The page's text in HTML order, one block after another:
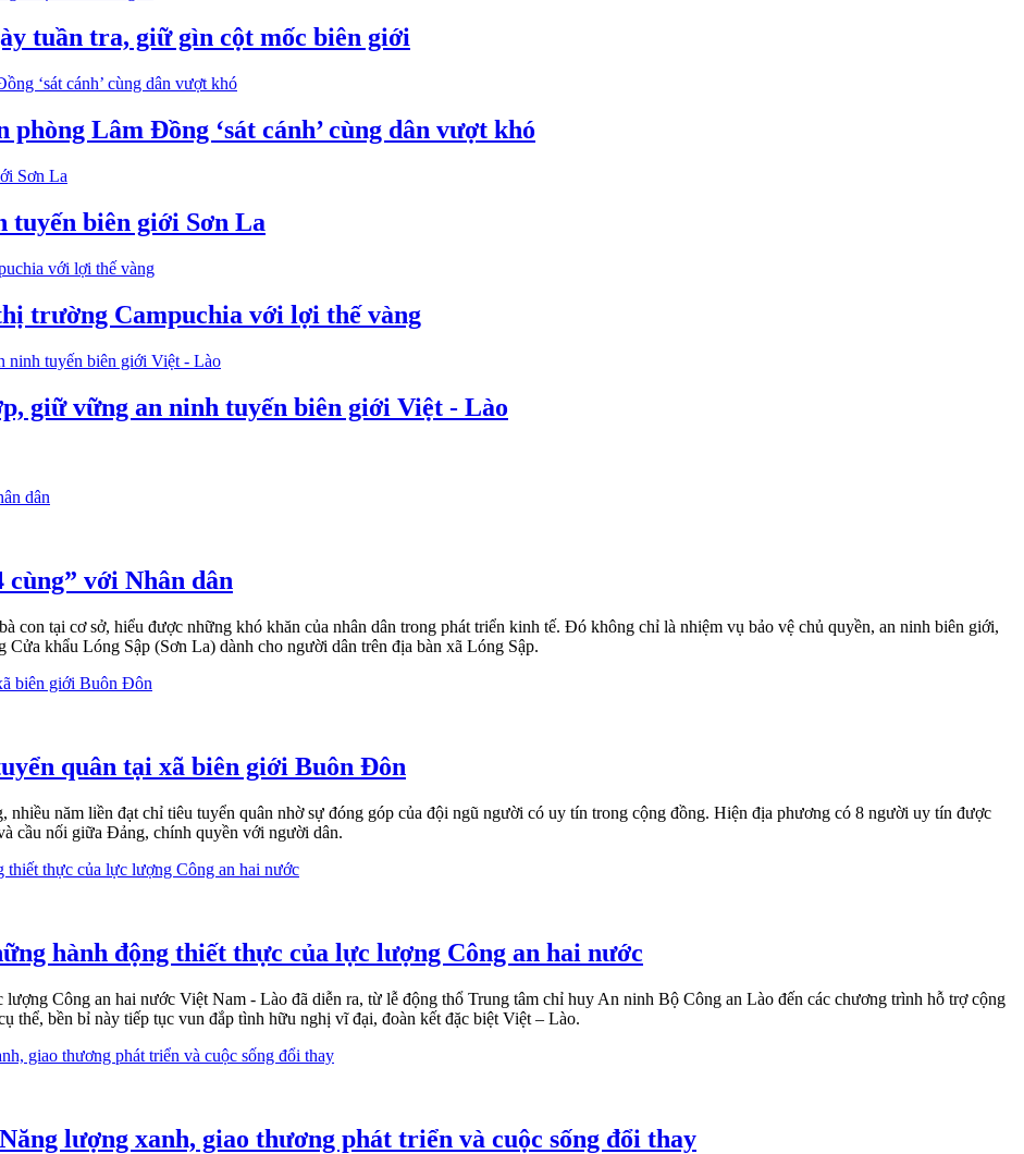
tuần tra, giữ gìn cột mốc biên giới
Lâm Đồng ‘sát cánh’ cùng dân vượt khó
tuyến biên giới Sơn La
trường Campuchia với lợi thế vàng
giữ vững an ninh tuyến biên giới Việt - Lào
với Nhân dân
con tại cơ sở, hiểu được những khó khăn của nhân dân trong phát triển kinh tế. Đó không chỉ là nhiệm vụ bảo vệ chủ quyền, an ninh biên giới,
khẩu Lóng Sập (Sơn La) dành cho người dân trên địa bàn xã Lóng Sập.
quân tại xã biên giới Buôn Đôn
năm liền đạt chỉ tiêu tuyển quân nhờ sự đóng góp của đội ngũ người có uy tín trong cộng đồng. Hiện địa phương có 8 người uy tín được
cầu nối giữa Đảng, chính quyền với người dân.
hành động thiết thực của lực lượng Công an hai nước
Công an hai nước Việt Nam - Lào đã diễn ra, từ lễ động thổ Trung tâm chỉ huy An ninh Bộ Công an Lào đến các chương trình hỗ trợ cộng
thể, bền bỉ này tiếp tục vun đắp tình hữu nghị vĩ đại, đoàn kết đặc biệt Việt – Lào.
lượng xanh, giao thương phát triển và cuộc sống đổi thay